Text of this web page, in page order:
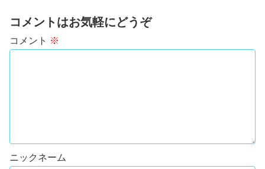
コメントはお気軽にどうぞ
コメント ※